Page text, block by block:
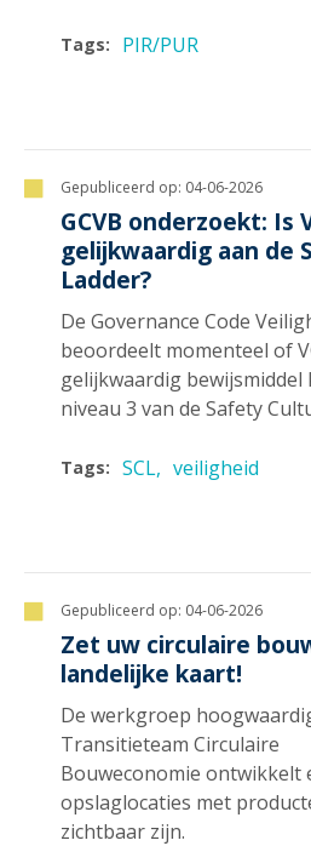
Tags: PIR/PUR
Gepubliceerd op: 04-06-2026
GCVB onderzoekt: Is
gelijkwaardig aan de
Ladder?
De Governance Code
beoordeelt momenteel of
gelijkwaardig
niveau 3 van de Safety
Tags: SCL veiligheid
Gepubliceerd op: 04-06-2026
Zet uw circulaire
landelijke kaart!
De werkgroep
Transitieteam Circulaire
Bouweconomie ontwikkelt
opslaglocaties met
zichtbaar zijn.